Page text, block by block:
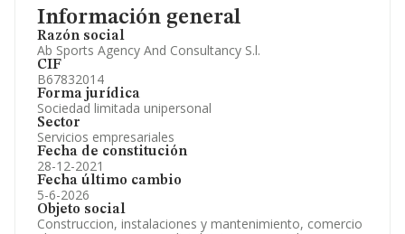
Información general
Razón social
Ab Sports Agency And Consultancy S.l.
CIF
B67832014
Forma jurídica
Sociedad limitada unipersonal
Sector
Servicios empresariales
Fecha de constitución
28-12-2021
Fecha último cambio
5-6-2026
Objeto social
Construccion, instalaciones y mantenimiento, comercio
Información oficial y registral complementaria.